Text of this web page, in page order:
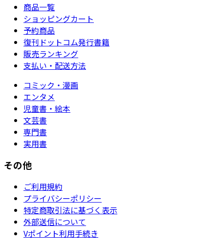
商品一覧
ショッピングカート
予約商品
復刊ドットコム発行書籍
販売ランキング
支払い・配送方法
コミック・漫画
エンタメ
児童書・絵本
文芸書
専門書
実用書
その他
ご利用規約
プライバシーポリシー
特定商取引法に基づく表示
外部送信について
Vポイント利用手続き